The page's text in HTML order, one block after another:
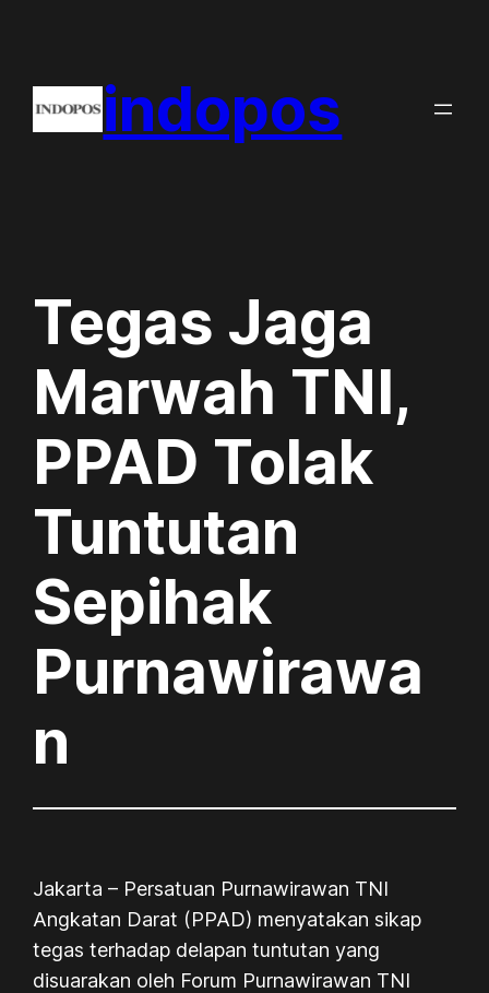
content
indopos
Tegas Jaga
Marwah TNI,
PPAD Tolak
Tuntutan
Sepihak
Purnawirawa
n
Jakarta – Persatuan Purnawirawan TNI
Angkatan Darat (PPAD) menyatakan sikap
tegas terhadap delapan tuntutan yang
disuarakan oleh Forum Purnawirawan TNI